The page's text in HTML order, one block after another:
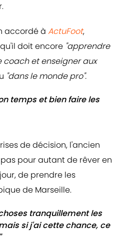
accordé à ActuFoot,
doit encore "apprendre
coach et enseigner aux
"dans le monde pro".
temps et bien faire les
de décision, l'ancien
pour autant de rêver en
de prendre les
de Marseille.
tranquillement les
si j'ai cette chance, ce